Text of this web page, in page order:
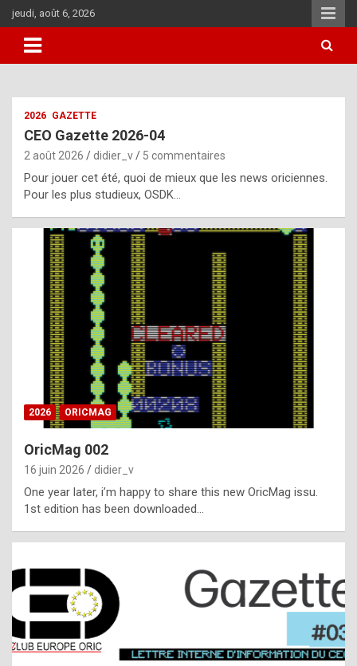
Aller
au
contenu
jeudi, août 6, 2026
i
u
l
y
d
i
ff
i
l
t
t
s
t
2026 GAZETTE
CEO Gazette 2026-04
2 août 2026 didier_v 5 commentaires
Pour jouer cet été, quoi de mieux que les news oriciennes.
Pour les plus studieux, OSDK…
2026 ORICMAG
OricMag 002
16 juin 2026 didier_v
One year later, i’m happy to share this new OricMag issu.
1st edition has been downloaded…